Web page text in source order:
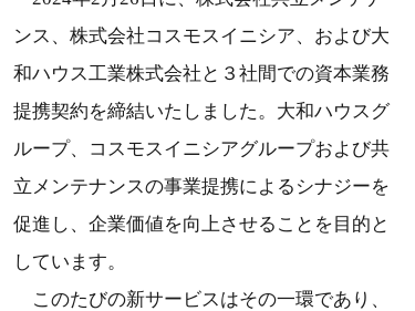
ンス、株式会社コスモスイニシア、および大
和ハウス工業株式会社と３社間での資本業務
提携契約を締結いたしました。大和ハウスグ
ループ、コスモスイニシアグループおよび共
立メンテナンスの事業提携によるシナジーを
促進し、企業価値を向上させることを目的と
しています。
このたびの新サービスはその一環であり、